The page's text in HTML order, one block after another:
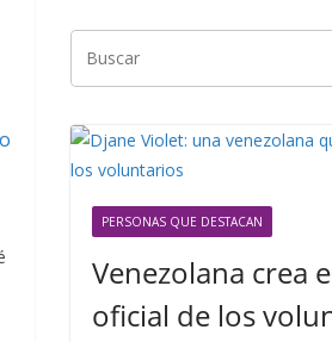
PERSONAS QUE DESTACAN
Venezolana crea
oficial de los